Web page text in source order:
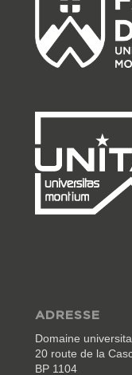
ADRESSE
Domaine
20 route de la
BP 1104